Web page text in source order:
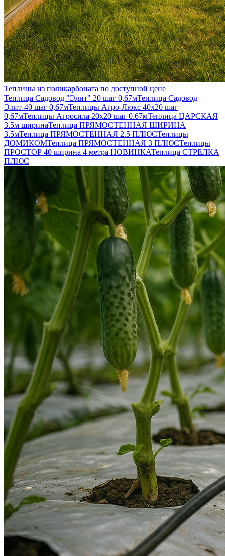
Теплицы из поликарбоната по доступной цене
Теплица Садовод "Элит" 20 шаг 0,67мТеплица Садовод
Элит-40 шаг 0,67мТеплицы Агро-Люкс 40х20 шаг
0,67мТеплицы Агросила 20х20 шаг 0.67мТеплица ЦАРСКАЯ
3.5м ширинаТеплица ПРЯМОСТЕННАЯ ШИРИНА
3.5мТеплица ПРЯМОСТЕННАЯ 2.5 ПЛЮСТеплицы
ДОМИКОМТеплица ПРЯМОСТЕННАЯ 3 ПЛЮСТеплицы
ПРОСТОР 40 ширина 4 метра НОВИНКАТеплица СТРЕЛКА
ПЛЮС